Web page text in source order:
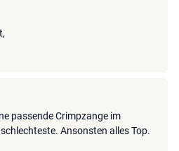
passende Crimpzange im
Ansonsten alles Top.